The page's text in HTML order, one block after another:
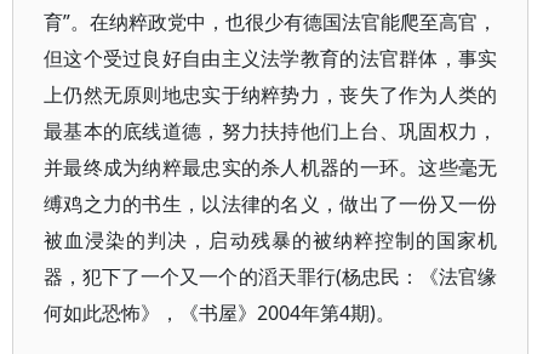
育”。在纳粹政党中，也很少有德国法官能爬至高官，
但这个受过良好自由主义法学教育的法官群体，事实
上仍然无原则地忠实于纳粹势力，丧失了作为人类的
最基本的底线道德，努力扶持他们上台、巩固权力，
并最终成为纳粹最忠实的杀人机器的一环。这些毫无
缚鸡之力的书生，以法律的名义，做出了一份又一份
被血浸染的判决，启动残暴的被纳粹控制的国家机
器，犯下了一个又一个的滔天罪行(杨忠民：《法官缘
何如此恐怖》，《书屋》2004年第4期)。